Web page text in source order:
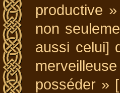
productive
non
aussi celui]
posséder »